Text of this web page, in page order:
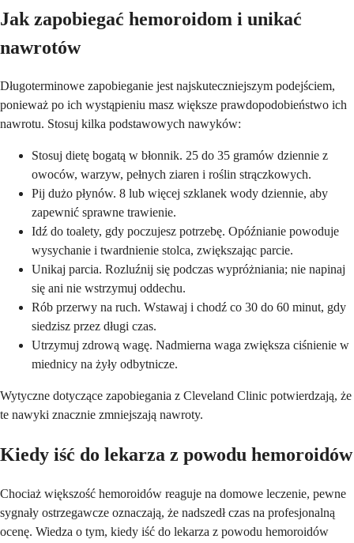
Jak zapobiegać hemoroidom i unikać
nawrotów
Długoterminowe zapobieganie jest najskuteczniejszym podejściem,
ponieważ po ich wystąpieniu masz większe prawdopodobieństwo ich
nawrotu. Stosuj kilka podstawowych nawyków:
Stosuj dietę bogatą w błonnik. 25 do 35 gramów dziennie z
owoców, warzyw, pełnych ziaren i roślin strączkowych.
Pij dużo płynów. 8 lub więcej szklanek wody dziennie, aby
zapewnić sprawne trawienie.
Idź do toalety, gdy poczujesz potrzebę. Opóźnianie powoduje
wysychanie i twardnienie stolca, zwiększając parcie.
Unikaj parcia. Rozluźnij się podczas wypróżniania; nie napinaj
się ani nie wstrzymuj oddechu.
Rób przerwy na ruch. Wstawaj i chodź co 30 do 60 minut, gdy
siedzisz przez długi czas.
Utrzymuj zdrową wagę. Nadmierna waga zwiększa ciśnienie w
miednicy na żyły odbytnicze.
Wytyczne dotyczące zapobiegania z Cleveland Clinic potwierdzają, że
te nawyki znacznie zmniejszają nawroty.
Kiedy iść do lekarza z powodu hemoroidów
Chociaż większość hemoroidów reaguje na domowe leczenie, pewne
sygnały ostrzegawcze oznaczają, że nadszedł czas na profesjonalną
ocenę. Wiedza o tym, kiedy iść do lekarza z powodu hemoroidów